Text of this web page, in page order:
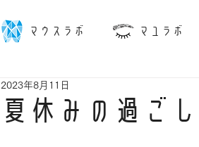
マウスラボ マユラボ
夏休みの過ご
2023年8月11日